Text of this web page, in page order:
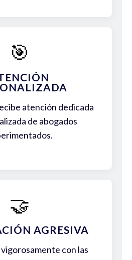
🎯
atención dedicada
de abogados
🤝
AGRESIVA
con las